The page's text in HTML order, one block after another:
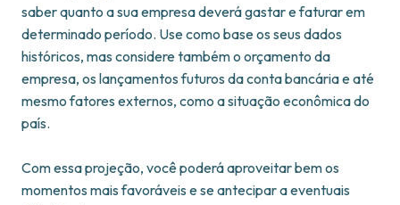
saber quanto a sua empresa deverá gastar e faturar em
determinado período. Use como base os seus dados
históricos, mas considere também o orçamento da
empresa, os lançamentos futuros da conta bancária e até
mesmo fatores externos, como a situação econômica do
país.
Com essa projeção, você poderá aproveitar bem os
momentos mais favoráveis e se antecipar a eventuais